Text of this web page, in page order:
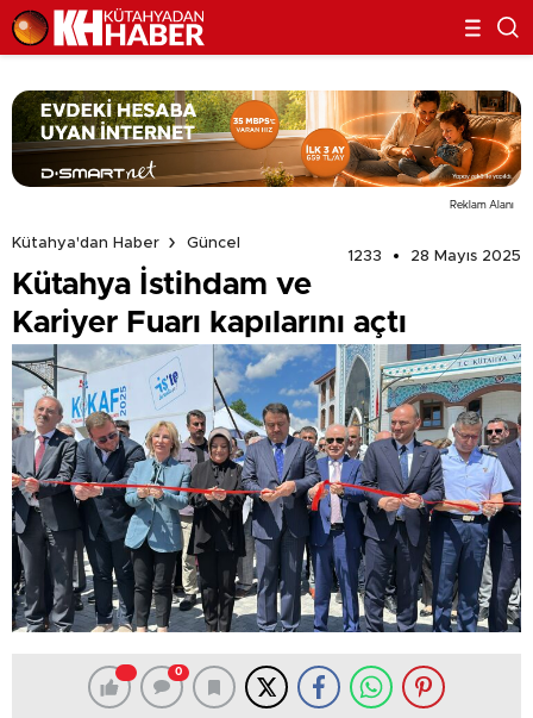
Reklam Alanı
Kütahya'dan Haber
Güncel
1233
28 Mayıs 2025
Kütahya İstihdam ve
Kariyer Fuarı kapılarını açtı
0